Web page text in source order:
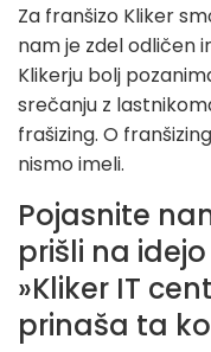
Za franšizo Kliker
nam je zdel odličen
Klikerju bolj
srečanju z
frašizing. O
nismo imeli.
Pojasnite
prišli na
»Kliker IT
prinaša ta